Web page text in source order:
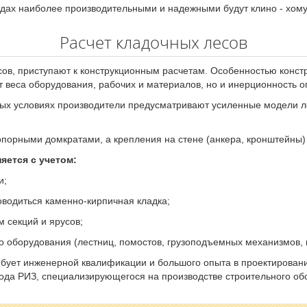
наиболее производительными и надежными будут клино -
Расчет кладочных лесов
приступают к конструкционным расчетам. Особенностью
веса оборудования, рабочих и материалов, но и инерционность
условиях производители предусматривают усиленные
домкратами, а крепления на стене (анкера,
с учетом:
каменно-кирпичная кладка;
секций и ярусов;
оборудования (лестниц, помостов, грузоподъемных механизмов,
инженерной квалификации и большого опыта в
РИЗ, специализирующегося на производстве строительного